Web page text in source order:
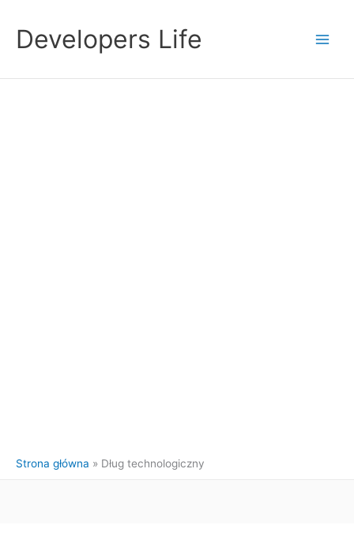
treściDevelopers Life
Strona główna Dług technologiczny